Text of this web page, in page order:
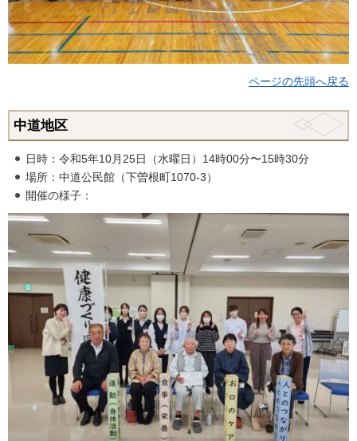
ページの先頭へ戻る
中道地区
日時：令和5年10月25日（水曜日）14時00分〜15時30分
場所：中道公民館（下曽根町1070-3）
開催の様子：